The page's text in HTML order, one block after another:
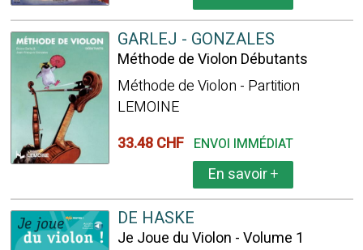
GARLEJ - GONZALES
Méthode de Violon Débutants
Méthode de Violon - Partition
LEMOINE
33.48 CHF ENVOI IMMÉDIAT
En savoir+
DE HASKE
Je Joue du Violon - Volume 1